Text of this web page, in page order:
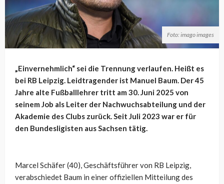
Foto: imago images
„Einvernehmlich“ sei die Trennung verlaufen. Heißt es
bei RB Leipzig. Leidtragender ist Manuel Baum. Der 45
Jahre alte Fußballlehrer tritt am 30. Juni 2025 von
seinem Job als Leiter der Nachwuchsabteilung und der
Akademie des Clubs zurück. Seit Juli 2023 war er für
den Bundesligisten aus Sachsen tätig.
Marcel Schäfer (40), Geschäftsführer von RB Leipzig,
verabschiedet Baum in einer offiziellen Mitteilung des